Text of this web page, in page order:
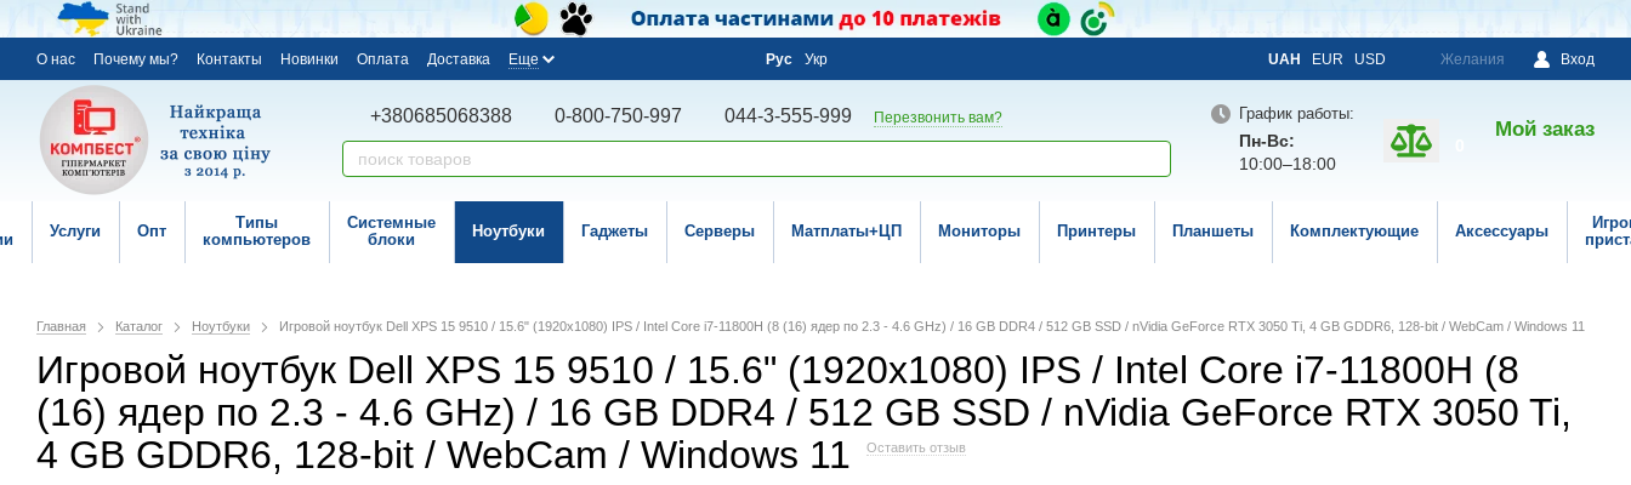
О нас Почему мы? Контакты Новинки Оплата Доставка Еще Рус Укр UAH EUR USD Желания Вход
+380685068388 0-800-750-997 044-3-555-999 Перезвонить вам? График работы:
Пн-Вс:
10:00–18:00
Мой заказ
Услуги Опт
Типы
компьютеров
Системные
блоки
Ноутбуки Гаджеты Серверы Матплаты+ЦП Мониторы Принтеры Планшеты Комплектующие Аксессуары
Главная Каталог Ноутбуки Игровой ноутбук Dell XPS 15 9510 / 15.6" (1920x1080) IPS / Intel Core i7-11800H (8 (16) ядер по 2.3 - 4.6 GHz) / 16 GB DDR4 / 512 GB SSD / nVidia GeForce RTX 3050 Ti, 4 GB GDDR6, 128-bit / WebCam / Windows 11
Игровой ноутбук Dell XPS 15 9510 / 15.6" (1920x1080) IPS / Intel Core i7-11800H (8
(16) ядер по 2.3 - 4.6 GHz) / 16 GB DDR4 / 512 GB SSD / nVidia GeForce RTX 3050 Ti,
4 GB GDDR6, 128-bit / WebCam / Windows 11
Оставить отзыв